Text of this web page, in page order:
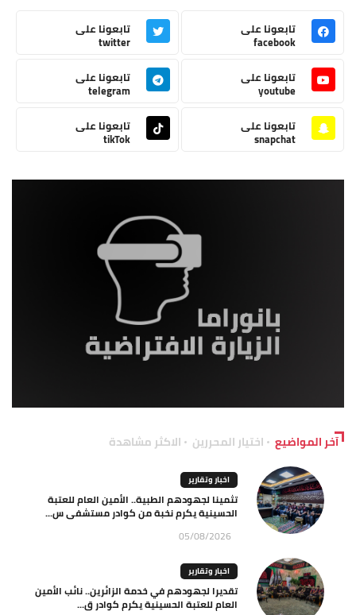
تابعونا على
facebook
تابعونا على
twitter
تابعونا على
youtube
تابعونا على
telegram
تابعونا على
snapchat
تابعونا على
tikTok
آخر المواضيع اختيار المحررين الاكثر مشاهدة
اخبار وتقارير
تثمينا لجهودهم الطبية.. الأمين العام للعتبة
الحسينية يكرم نخبة من كوادر مستشفى س...
05/08/2026
اخبار وتقارير
تقديرا لجهودهم في خدمة الزائرين.. نائب الأمين
العام للعتبة الحسينية يكرم كوادر ق...